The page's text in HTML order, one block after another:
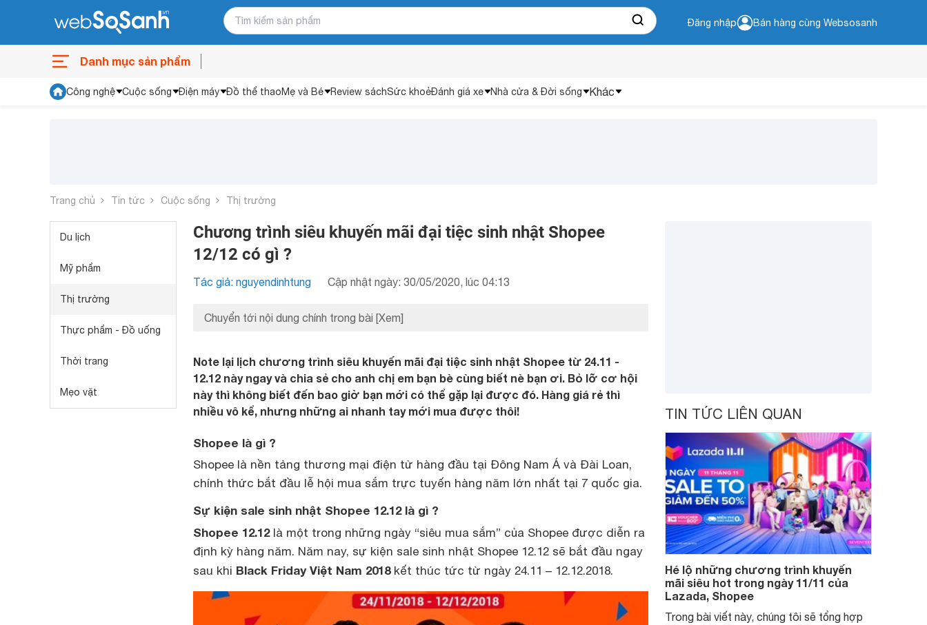
Đăng nhập Bán hàng cùng Websosanh
Danh mục sản phẩm
Công nghệ Cuộc sống Điện máy Đồ thể thaoMẹ và Bé Review sáchSức khoẻĐánh giá xe Nhà cửa & Đời sống Khác
Trang chủ Tin tức Cuộc sống Thị trường
Du lịch
Mỹ phẩm
Thị trường
Thực phẩm - Đồ uống
Thời trang
Mẹo vặt
Chương trình siêu khuyến mãi đại tiệc sinh nhật Shopee
12/12 có gì ?
Tác giả: nguyendinhtung Cập nhật ngày: 30/05/2020, lúc 04:13
Chuyển tới nội dung chính trong bài [Xem]
Note lại lịch chương trình siêu khuyến mãi đại tiệc sinh nhật Shopee từ 24.11 -
12.12 này ngay và chia sẻ cho anh chị em bạn bè cùng biết nè bạn ơi. Bỏ lỡ cơ hội
này thì không biết đến bao giờ bạn mới có thể gặp lại được đó. Hàng giá rẻ thì
nhiều vô kể, nhưng những ai nhanh tay mới mua được thôi!
Shopee là gì ?
Shopee là nền tảng thương mại điện tử hàng đầu tại Đông Nam Á và Đài Loan,
chính thức bắt đầu lễ hội mua sắm trực tuyến hàng năm lớn nhất tại 7 quốc gia.
Sự kiện sale sinh nhật Shopee 12.12 là gì ?
Shopee 12.12là một trong những ngày “siêu mua sắm” của Shopee được diễn ra
định kỳ hàng năm. Năm nay, sự kiện sale sinh nhật Shopee 12.12 sẽ bắt đầu ngay
sau khi Black Friday Việt Nam 2018kết thúc tức từ ngày 24.11 – 12.12.2018.
TIN TỨC LIÊN QUAN
Hé lộ những chương trình khuyến
mãi siêu hot trong ngày 11/11 của
Lazada, Shopee
Trong bài viết này, chúng tôi sẽ tổng hợp